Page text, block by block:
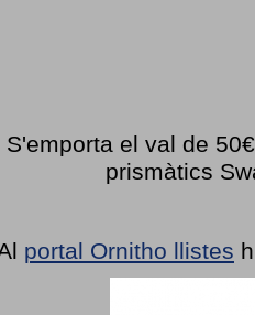
S'emporta el val de
prismàtics
portal Ornitho llistes